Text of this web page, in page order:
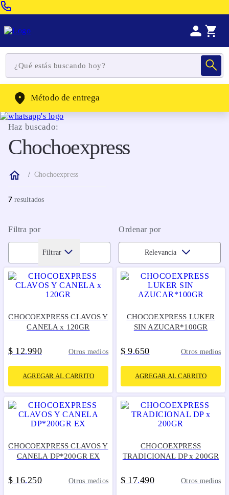
WhatsApp: (302) 262-4104
Método de entrega
Haz buscado:
Chochoexpress
Chochoexpress
7
Filtra por Ordenar por
Filtrar Relevancia
CHOCOEXPRESS CLAVOS Y
CANELA x 120GR
$ 12.990 Otros medios
AGREGAR AL CARRITO
CHOCOEXPRESS LUKER
SIN AZUCAR*100GR
$ 9.650 Otros medios
AGREGAR AL CARRITO
CHOCOEXPRESS CLAVOS Y
CANELA DP*200GR EX
$ 16.250 Otros medios
CHOCOEXPRESS
TRADICIONAL DP x 200GR
$ 17.490 Otros medios